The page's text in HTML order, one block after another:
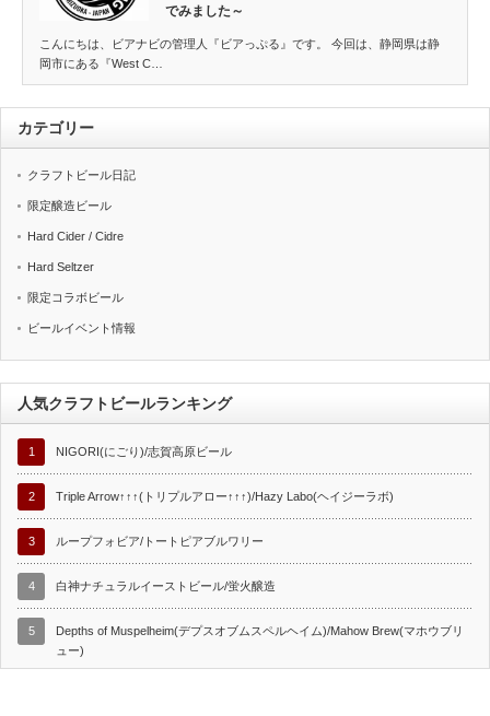
でみました～
こんにちは、ビアナビの管理人『ビアっぷる』です。 今回は、静岡県は静
岡市にある『West C…
カテゴリー
クラフトビール日記
限定醸造ビール
Hard Cider / Cidre
Hard Seltzer
限定コラボビール
ビールイベント情報
人気クラフトビールランキング
1 NIGORI(にごり)/志賀高原ビール
2 Triple Arrow↑↑↑(トリプルアロー↑↑↑)/Hazy Labo(ヘイジーラボ)
3 ループフォビア/トートピアブルワリー
4 白神ナチュラルイーストビール/蛍火醸造
5
Depths of Muspelheim(デプスオブムスペルヘイム)/Mahow Brew(マホウブリ
ュー)